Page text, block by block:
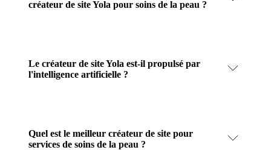
créateur de site Yola pour soins de la peau ?
Le créateur de site Yola est-il propulsé par
l'intelligence artificielle ?
Quel est le meilleur créateur de site pour
services de soins de la peau ?